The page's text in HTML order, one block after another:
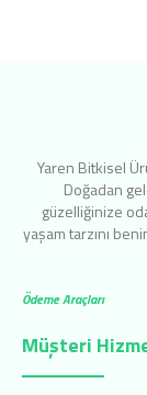
Yaren Bitkisel
Doğadan
güzelliğinize
yaşam tarzını
Ödeme Araçları
Müşteri